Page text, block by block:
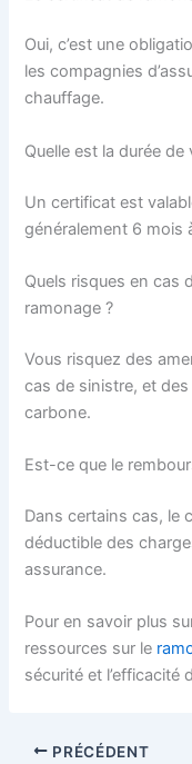
Oui, c’est une
les compagnies
chauffage.
Quelle est la durée
Un certificat est
généralement 6 mois
Quels risques en cas
ramonage ?
Vous risquez des
cas de sinistre, et
carbone.
Est-ce que le
Dans certains cas, le
déductible des
assurance.
Pour en savoir plus
ressources sur le
sécurité et l’efficacité
PRÉCÉDENT